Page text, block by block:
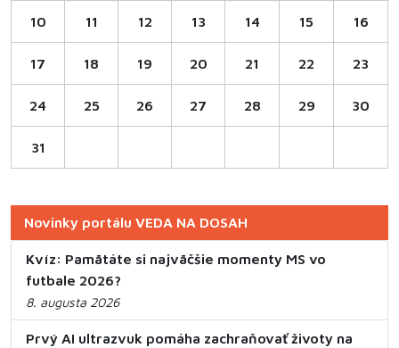
10 11 12 13 14 15 16
17 18 19 20 21 22 23
24 25 26 27 28 29 30
31
Novinky portálu VEDA NA DOSAH
Kvíz: Pamätáte si najväčšie momenty MS vo
futbale 2026?
8. augusta 2026
Prvý AI ultrazvuk pomáha zachraňovať životy na